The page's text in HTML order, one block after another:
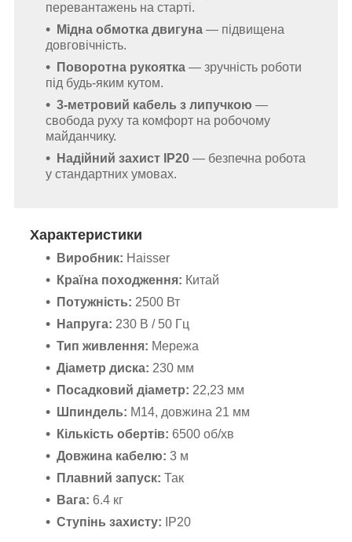
перевантажень на старті.
Мідна обмотка двигуна — підвищена
довговічність.
Поворотна рукоятка — зручність роботи
під будь-яким кутом.
3-метровий кабель з липучкою —
свобода руху та комфорт на робочому
майданчику.
Надійний захист IP20 — безпечна робота
у стандартних умовах.
Характеристики
Виробник: Haisser
Країна походження: Китай
Потужність: 2500 Вт
Напруга: 230 В / 50 Гц
Тип живлення: Мережа
Діаметр диска: 230 мм
Посадковий діаметр: 22,23 мм
Шпиндель: М14, довжина 21 мм
Кількість обертів: 6500 об/хв
Довжина кабелю: 3 м
Плавний запуск: Так
Вага: 6.4 кг
Ступінь захисту: IP20